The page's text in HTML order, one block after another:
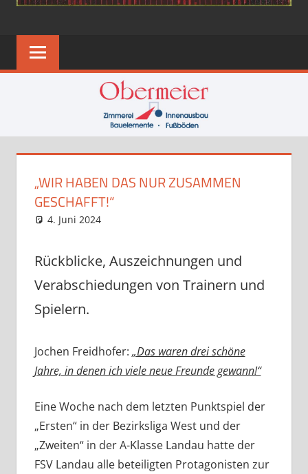
„WIR HABEN DAS NUR ZUSAMMEN
GESCHAFFT!“
4. Juni 2024
Rückblicke, Auszeichnungen und
Verabschiedungen von Trainern und
Spielern.
Jochen Freidhofer: „Das waren drei schöne
Jahre, in denen ich viele neue Freunde gewann!“
Eine Woche nach dem letzten Punktspiel der
„Ersten“ in der Bezirksliga West und der
„Zweiten“ in der A-Klasse Landau hatte der
FSV Landau alle beteiligten Protagonisten zur